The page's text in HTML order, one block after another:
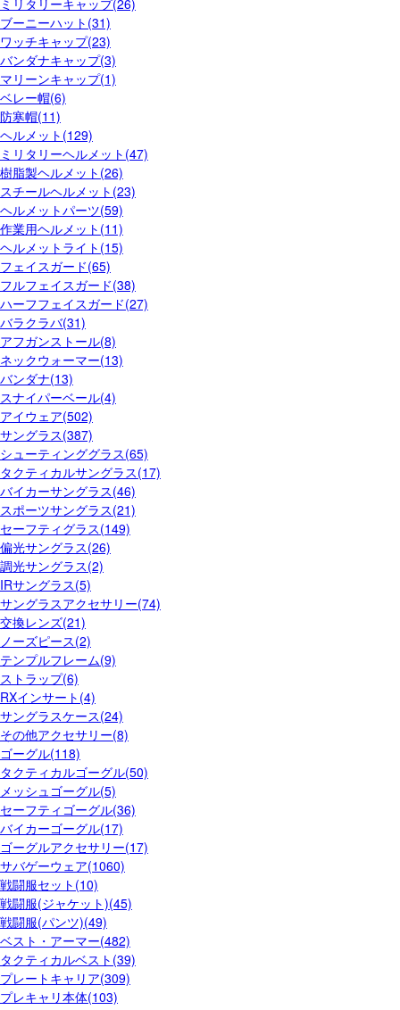
ミリタリーキャップ(26)
ブーニーハット(31)
ワッチキャップ(23)
バンダナキャップ(3)
マリーンキャップ(1)
ベレー帽(6)
防寒帽(11)
ヘルメット(129)
ミリタリーヘルメット(47)
樹脂製ヘルメット(26)
スチールヘルメット(23)
ヘルメットパーツ(59)
作業用ヘルメット(11)
ヘルメットライト(15)
フェイスガード(65)
フルフェイスガード(38)
ハーフフェイスガード(27)
バラクラバ(31)
アフガンストール(8)
ネックウォーマー(13)
バンダナ(13)
スナイパーベール(4)
アイウェア(502)
サングラス(387)
シューティンググラス(65)
タクティカルサングラス(17)
バイカーサングラス(46)
スポーツサングラス(21)
セーフティグラス(149)
偏光サングラス(26)
調光サングラス(2)
IRサングラス(5)
サングラスアクセサリー(74)
交換レンズ(21)
ノーズピース(2)
テンプルフレーム(9)
ストラップ(6)
RXインサート(4)
サングラスケース(24)
その他アクセサリー(8)
ゴーグル(118)
タクティカルゴーグル(50)
メッシュゴーグル(5)
セーフティゴーグル(36)
バイカーゴーグル(17)
ゴーグルアクセサリー(17)
サバゲーウェア(1060)
戦闘服セット(10)
戦闘服(ジャケット)(45)
戦闘服(パンツ)(49)
ベスト・アーマー(482)
タクティカルベスト(39)
プレートキャリア(309)
プレキャリ本体(103)